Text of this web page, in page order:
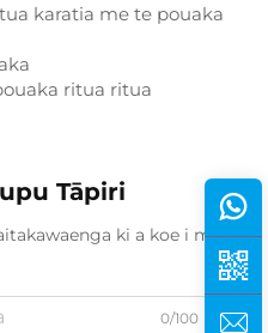
karatia me te pouaka
ritua ritua
Tāpiri
ki a koe i mua.
0/100